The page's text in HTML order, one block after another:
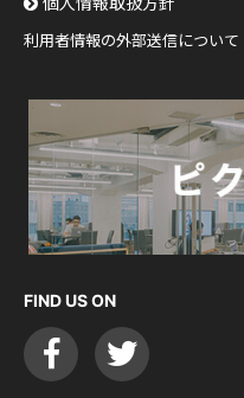
利用者情報の外部送信について
FIND US ON